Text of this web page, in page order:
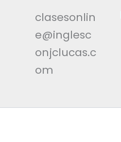
clasesonlin
e@inglesc
onjclucas.c
om